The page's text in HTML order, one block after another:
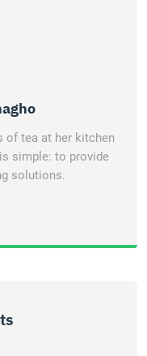
of tea at her kitchen
simple: to provide
solutions.